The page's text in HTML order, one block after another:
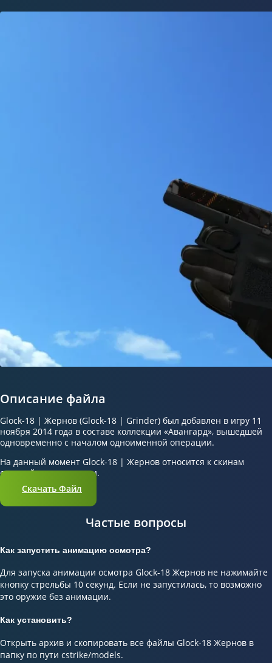
Описание файла
Glock-18 | Жернов (Glock-18 | Grinder) был добавлен в игру 11
ноября 2014 года в составе коллекции «Авангард», вышедшей
одновременно с началом одноименной операции.
На данный момент Glock-18 | Жернов относится к скинам
средней популярности.
Скачать Файл
Частые вопросы
Как запустить анимацию осмотра?
Для запуска анимации осмотра Glock-18 Жернов не нажимайте
кнопку стрельбы 10 секунд. Если не запустилась, то возможно
это оружие без анимации.
Как установить?
Открыть архив и скопировать все файлы Glock-18 Жернов в
папку по пути cstrike/models.